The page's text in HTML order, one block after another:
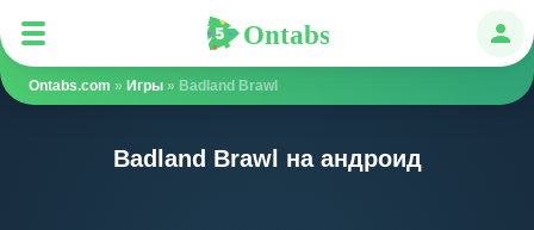
Ontabs
Ontabs.com » Игры » Badland Brawl
Badland Brawl на андроид